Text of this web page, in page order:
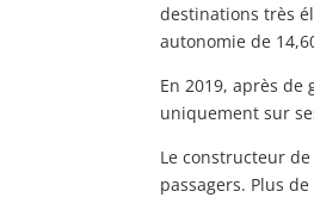
destinations très
autonomie de
En 2019, après de
uniquement sur
Le constructeur
passagers. Plus